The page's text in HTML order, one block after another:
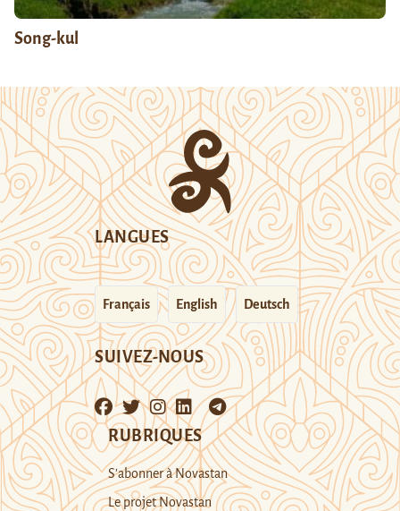
Song-kul
LANGUES
Français English Deutsch
SUIVEZ-NOUS
RUBRIQUES
S’abonner à Novastan
Le projet Novastan